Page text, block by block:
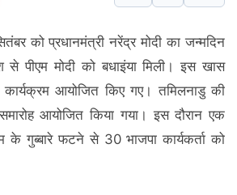
को प्रधानमंत्री नरेंद्र मोदी का जन्मदिन
से पीएम मोदी को बधाइंया मिली। इस खास
आयोजित किए गए। तमिलनाडु की
आयोजित किया गया। इस दौरान एक
के गुब्बारे फटने से 30 भाजपा कार्यकर्ता को